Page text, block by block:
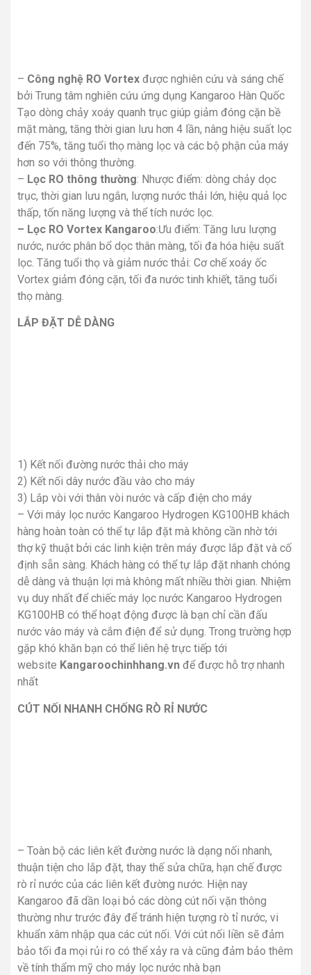
– Công nghệ RO Vortex được nghiên cứu và sáng chế
bởi Trung tâm nghiên cứu ứng dụng Kangaroo Hàn Quốc
Tạo dòng chảy xoáy quanh trục giúp giảm đóng cặn bề
mặt màng, tăng thời gian lưu hơn 4 lần, nâng hiệu suất lọc
đến 75%, tăng tuổi thọ màng lọc và các bộ phận của máy
hơn so với thông thường.
– Lọc RO thông thường: Nhược điểm: dòng chảy dọc
trục, thời gian lưu ngắn, lượng nước thải lớn, hiệu quả lọc
thấp, tốn năng lượng và thể tích nước lọc.
– Lọc RO Vortex Kangaroo:Ưu điểm: Tăng lưu lượng
nước, nước phân bổ dọc thân màng, tối đa hóa hiệu suất
lọc. Tăng tuổi thọ và giảm nước thải: Cơ chế xoáy ốc
Vortex giảm đóng cặn, tối đa nước tinh khiết, tăng tuổi
thọ màng.
LẮP ĐẶT DỄ DÀNG
1) Kết nối đường nước thải cho máy
2) Kết nối dây nước đầu vào cho máy
3) Lắp vòi với thân vòi nước và cấp điện cho máy
– Với máy lọc nước Kangaroo Hydrogen KG100HB khách
hàng hoàn toàn có thể tự lắp đặt mà không cần nhờ tới
thợ kỹ thuật bởi các linh kiện trên máy được lắp đặt và cố
định sẵn sàng. Khách hàng có thể tự lắp đặt nhanh chóng
dễ dàng và thuận lợi mà không mất nhiều thời gian. Nhiệm
vụ duy nhất để chiếc máy lọc nước Kangaroo Hydrogen
KG100HB có thể hoạt động được là bạn chỉ cần đấu
nước vào máy và cắm điện để sử dụng. Trong trường hợp
gặp khó khăn bạn có thể liên hệ trực tiếp tới
website Kangaroochinhhang.vn để được hỗ trợ nhanh
nhất
CÚT NỐI NHANH CHỐNG RÒ RỈ NƯỚC
– Toàn bộ các liên kết đường nước là dạng nối nhanh,
thuận tiện cho lắp đặt, thay thế sửa chữa, hạn chế được
rò rỉ nước của các liên kết đường nước. Hiện nay
Kangaroo đã dần loại bỏ các dòng cút nối vặn thông
thường như trước đây để tránh hiện tượng rò tỉ nước, vi
khuẩn xâm nhập qua các cút nối. Với cút nối liền sẽ đảm
bảo tối đa mọi rủi ro có thể xảy ra và cũng đảm bảo thêm
về tính thẩm mỹ cho máy lọc nước nhà bạn